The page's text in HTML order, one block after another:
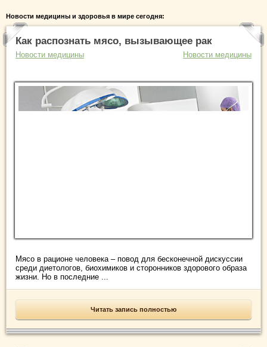
Новости медицины и здоровья в мире сегодня:
Как распознать мясо, вызывающее рак
Новости медицины Новости медицины
Мясо в рационе человека – повод для бесконечной дискуссии
среди диетологов, биохимиков и сторонников здорового образа
жизни. Но в последние ...
Читать запись полностью